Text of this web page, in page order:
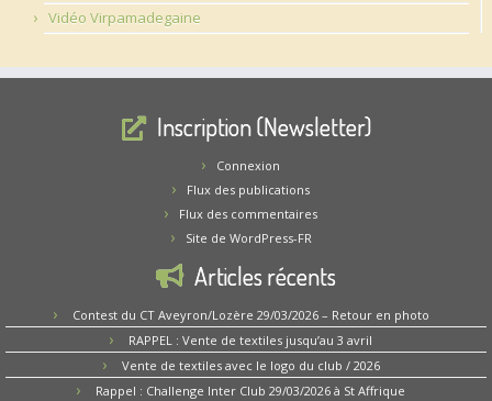
Vidéo Virpamadegaine
Inscription (Newsletter)
Connexion
Flux des publications
Flux des commentaires
Site de WordPress-FR
Articles récents
Contest du CT Aveyron/Lozère 29/03/2026 – Retour en photo
RAPPEL : Vente de textiles jusqu’au 3 avril
Vente de textiles avec le logo du club / 2026
Rappel : Challenge Inter Club 29/03/2026 à St Affrique